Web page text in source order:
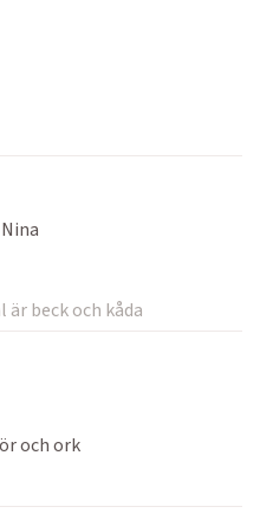
är beck och kåda
och ork